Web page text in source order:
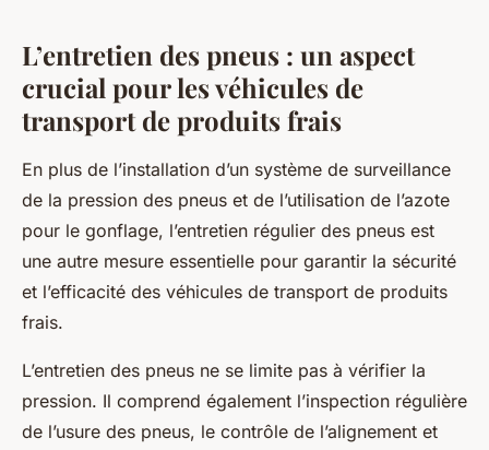
L’entretien des pneus : un aspect
crucial pour les véhicules de
transport de produits frais
En plus de l’installation d’un système de surveillance
de la pression des pneus et de l’utilisation de l’azote
pour le gonflage, l’entretien régulier des pneus est
une autre mesure essentielle pour garantir la sécurité
et l’efficacité des véhicules de transport de produits
frais.
L’entretien des pneus ne se limite pas à vérifier la
pression. Il comprend également l’inspection régulière
de l’usure des pneus, le contrôle de l’alignement et